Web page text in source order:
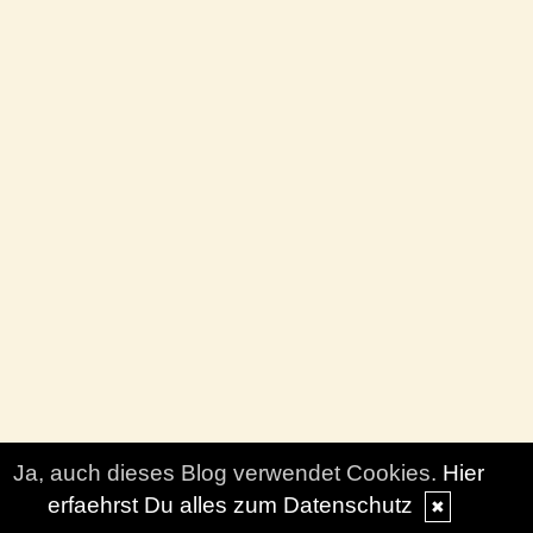
Ja, auch dieses Blog verwendet Cookies. Hier
erfaehrst Du alles zum Datenschutz
✖